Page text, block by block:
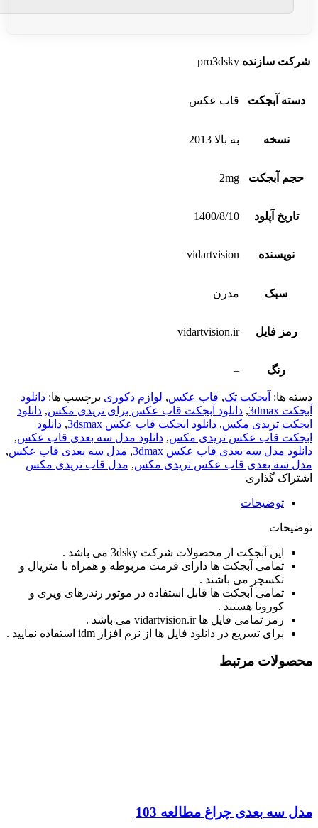
شرکت سازنده pro3dsky
دسته آبجکت قاب عکس
نسخه به بالا 2013
حجم آبجکت 2mg
تاریخ آپلود 1400/8/10
نویسنده vidartvision
سبک مدرن
رمز فایل vidartvision.ir
رنگ –
دسته ها: آبجکت تک, قاب عکس, لوازم دکوری برچسب ها: دانلود
آبجکت 3dmax
, دانلود آبجکت قاب عکس برای تریدی مکس, دانلود
ابجکت تریدی مکس, دانلود ابجکت قاب عکس 3dsmax , دانلود
ابجکت قاب عکس تریدی مکس, دانلود مدل سه بعدی قاب عکس,
دانلود مدل سه بعدی قاب عکس 3dmax
, مدل سه بعدی قاب عکس,
مدل سه بعدی قاب عکس تریدی مکس, مدل قاب تریدی مکس
اشتراک گذاری
توضیحات
توضیحات
این آبجکت از محصولات شرکت 3dsky می باشد .
تمامی آبجکت ها دارای فرمت مربوطه و همراه با متریال و
تکسچر می باشند .
تمامی آبجکت ها قابل استفاده در موتور رندرهای ویری و
کورونا هستند .
رمز تمامی فایل ها vidartvision.ir می باشد .
برای تسریع در دانلود فایل ها از نرم افزار idm استفاده نمایید .
محصولات مرتبط
مدل سه بعدی چراغ مطالعه 103